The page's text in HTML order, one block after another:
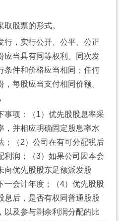
股票的形式。
行，实行公开、公平、公正
应当具有同等权利。同次发
条件和价格应当相同；任何
每股应当支付相同价额。
事项：（1）优先股股息率采
，并相应明确固定股息率水
；（2）公司在有可分配税后
利润；（3）如果公司因本会
向优先股股东足额派发股
一会计年度；（4）优先股股
息后，是否有权同普通股股
以及参与剩余利润分配的比